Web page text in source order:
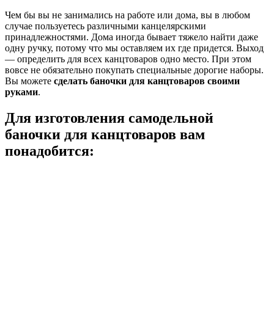
Чем бы вы не занимались на работе или дома, вы в любом
случае пользуетесь различными канцелярскими
принадлежностями. Дома иногда бывает тяжело найти даже
одну ручку, потому что мы оставляем их где придется. Выход
— определить для всех канцтоваров одно место. При этом
вовсе не обязательно покупать специальные дорогие наборы.
Вы можете сделать баночки для канцтоваров своими
руками.
Для изготовления самодельной
баночки для канцтоваров вам
понадобится: